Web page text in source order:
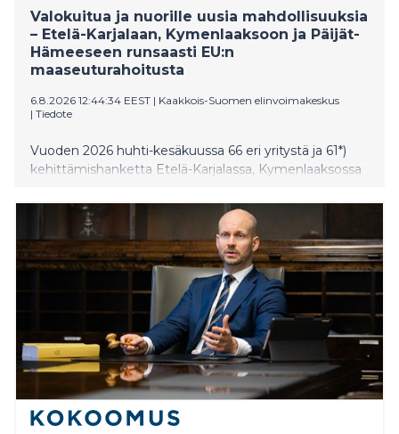
Valokuitua ja nuorille uusia mahdollisuuksia
– Etelä-Karjalaan, Kymenlaaksoon ja Päijät-
Hämeeseen runsaasti EU:n
maaseuturahoitusta
6.8.2026 12:44:34 EEST | Kaakkois-Suomen elinvoimakeskus
| Tiedote
Vuoden 2026 huhti-kesäkuussa 66 eri yritystä ja 61*)
kehittämishanketta Etelä-Karjalassa, Kymenlaaksossa
Kaakkois-Suomen elinvoimakeskuksen ja Leader-
ryhmien kautta. Yritysten investointeja ja
kehittämistoimia rahoitettiin yhteensä lähes 800 000
eurolla ja kehittämishankkeita runsaalla 2,8 miljoonalla